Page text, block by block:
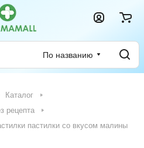
По названию
Каталог
рецепта
пастилки со вкусом малины